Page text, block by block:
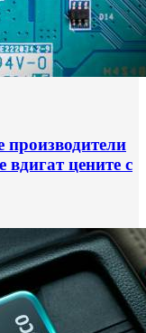
производители
цените с